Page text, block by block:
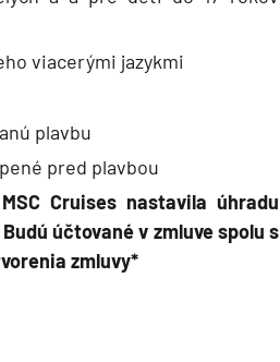
viacerými jazykmi
plavbu
pred plavbou
Cruises nastavila úhradu
účtované v zmluve spolu s
zmluvy*